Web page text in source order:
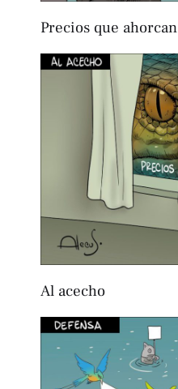
Precios que ahorcan
Al acecho